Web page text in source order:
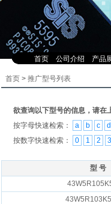
首页 公司介绍 产品
首页 > 推广型号列表
欲查询以下型号的信息，请在
按字母快速检索：
a b c d
按数字快速检索：
0 1 2 3
型 号